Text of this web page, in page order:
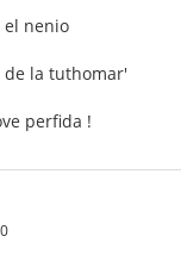
el nenio
la tuthomar'
perfida !